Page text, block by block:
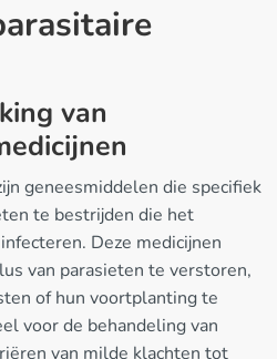
van
geneesmiddelen die specifiek
te bestrijden die het
Deze medicijnen
van parasieten te verstoren,
of hun voortplanting te
voor de behandeling van
van milde klachten tot